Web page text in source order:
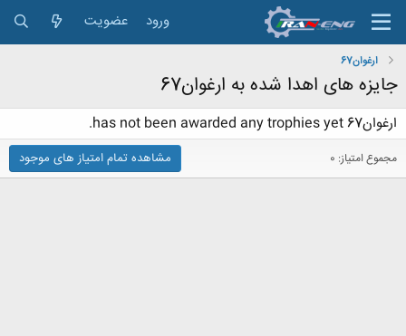
ورود عضویت
ارغوان67
جایزه های اهدا شده به ارغوان67
ارغوان67 has not been awarded any trophies yet.
مجموع امتیاز: 0 مشاهده تمام امتیاز های موجود